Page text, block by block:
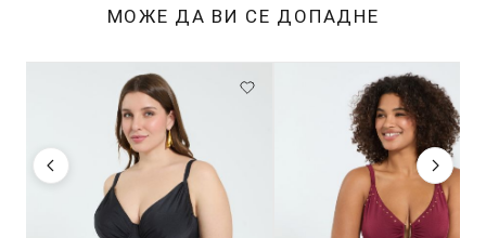
МОЖЕ ДА ВИ СЕ ДОПАДНЕ